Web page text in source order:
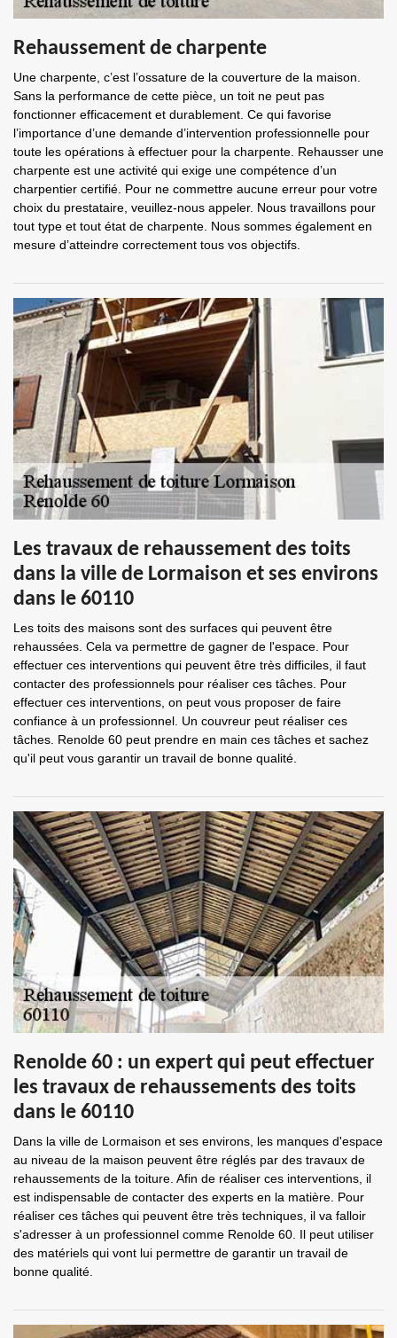
Rehaussement de charpente
Une charpente, c’est l’ossature de la couverture de la maison.
Sans la performance de cette pièce, un toit ne peut pas
fonctionner efficacement et durablement. Ce qui favorise
l’importance d’une demande d’intervention professionnelle pour
toute les opérations à effectuer pour la charpente. Rehausser une
charpente est une activité qui exige une compétence d’un
charpentier certifié. Pour ne commettre aucune erreur pour votre
choix du prestataire, veuillez-nous appeler. Nous travaillons pour
tout type et tout état de charpente. Nous sommes également en
mesure d’atteindre correctement tous vos objectifs.
Les travaux de rehaussement des toits
dans la ville de Lormaison et ses environs
dans le 60110
Les toits des maisons sont des surfaces qui peuvent être
rehaussées. Cela va permettre de gagner de l'espace. Pour
effectuer ces interventions qui peuvent être très difficiles, il faut
contacter des professionnels pour réaliser ces tâches. Pour
effectuer ces interventions, on peut vous proposer de faire
confiance à un professionnel. Un couvreur peut réaliser ces
tâches. Renolde 60 peut prendre en main ces tâches et sachez
qu'il peut vous garantir un travail de bonne qualité.
Renolde 60 : un expert qui peut effectuer
les travaux de rehaussements des toits
dans le 60110
Dans la ville de Lormaison et ses environs, les manques d'espace
au niveau de la maison peuvent être réglés par des travaux de
rehaussements de la toiture. Afin de réaliser ces interventions, il
est indispensable de contacter des experts en la matière. Pour
réaliser ces tâches qui peuvent être très techniques, il va falloir
s'adresser à un professionnel comme Renolde 60. Il peut utiliser
des matériels qui vont lui permettre de garantir un travail de
bonne qualité.